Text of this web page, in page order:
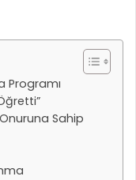
Programı
Onuruna Sahip